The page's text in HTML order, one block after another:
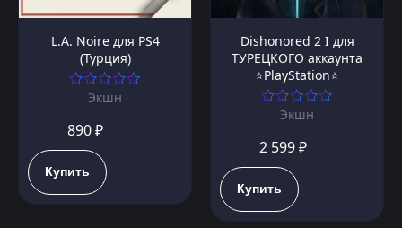
L.A. Noire для PS4
(Турция)
Экшн
890 ₽
Купить
Dishonored 2 I для
ТУРЕЦКОГО аккаунта
⭐PlayStation⭐
Экшн
2 599 ₽
Купить